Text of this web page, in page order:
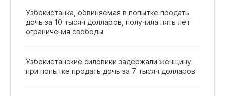
Узбекистанка, обвиняемая в попытке продать
дочь за 10 тысяч долларов, получила пять лет
ограничения свободы
Узбекистанские силовики задержали женщину
при попытке продать дочь за 7 тысяч долларов